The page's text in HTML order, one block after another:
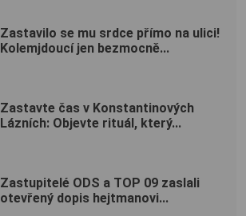
Zastavilo se mu srdce přímo na ulici!
Kolemjdoucí jen bezmocně...
Zastavte čas v Konstantinových
Lázních: Objevte rituál, který...
Zastupitelé ODS a TOP 09 zaslali
otevřený dopis hejtmanovi...